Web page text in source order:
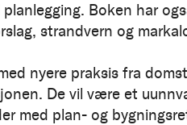
Boken har
strandvern og
nyere praksis fra
De vil være et
med plan- og